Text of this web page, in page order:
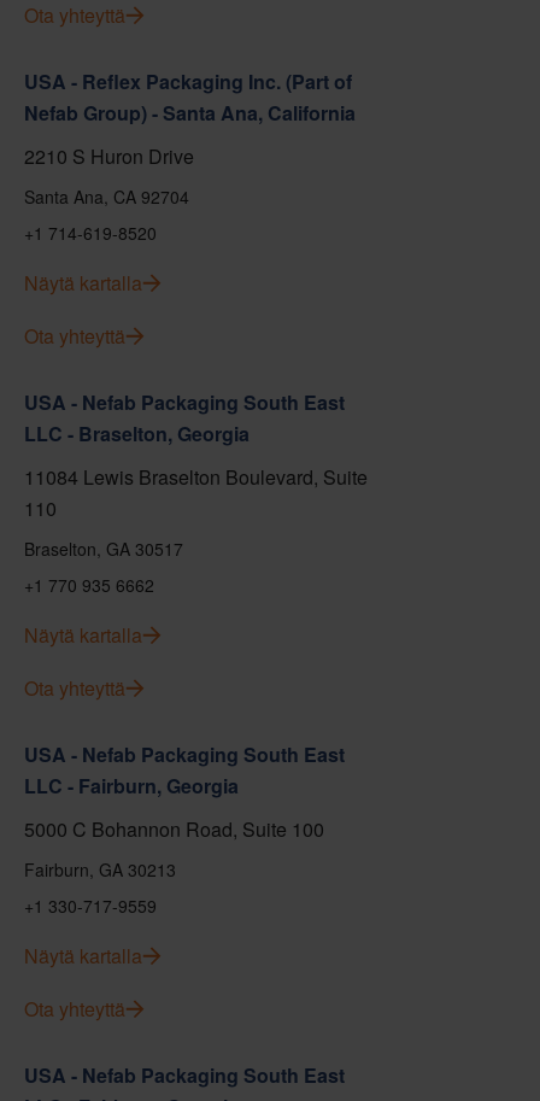
Ota yhteyttä
USA - Reflex Packaging Inc. (Part of
Nefab Group) - Santa Ana, California
2210 S Huron Drive
Santa Ana, CA 92704
+1 714-619-8520
Näytä kartalla
Ota yhteyttä
USA - Nefab Packaging South East
LLC - Braselton, Georgia
11084 Lewis Braselton Boulevard, Suite
110
Braselton, GA 30517
+1 770 935 6662
Näytä kartalla
Ota yhteyttä
USA - Nefab Packaging South East
LLC - Fairburn, Georgia
5000 C Bohannon Road, Suite 100
Fairburn, GA 30213
+1 330-717-9559
Näytä kartalla
Ota yhteyttä
USA - Nefab Packaging South East